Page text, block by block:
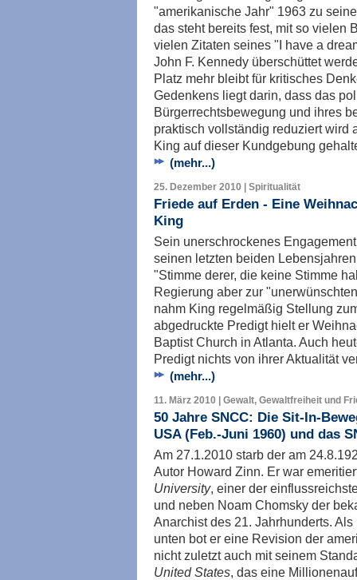
"amerikanische Jahr" 1963 zu
das steht bereits fest, mit so vielen
vielen Zitaten seines "I have a
John F. Kennedy überschüttet
Platz mehr bleibt für kritisches
Gedenkens liegt darin, dass das
Bürgerrechtsbewegung und ihres
praktisch vollständig reduziert wird
King auf dieser Kundgebung
(mehr...)
25. Dezember 2010 | Spiritualität
Friede auf Erden - Eine
King
Sein unerschrockenes
seinen letzten beiden
"Stimme derer, die keine Stimme
Regierung aber zur
nahm King regelmäßig Stellung
abgedruckte Predigt hielt er
Baptist Church in Atlanta. Auch
Predigt nichts von ihrer Aktualität
(mehr...)
11. März 2010 | Gewalt, Gewaltfreiheit und
50 Jahre SNCC: Die Sit-In-
USA (Feb.-Juni 1960) und das
Am 27.1.2010 starb der am
Autor Howard Zinn. Er war
University, einer der
und neben Noam Chomsky der
Anarchist des 21. Jahrhunderts.
unten bot er eine Revision der
nicht zuletzt auch mit seinem
United States, das eine